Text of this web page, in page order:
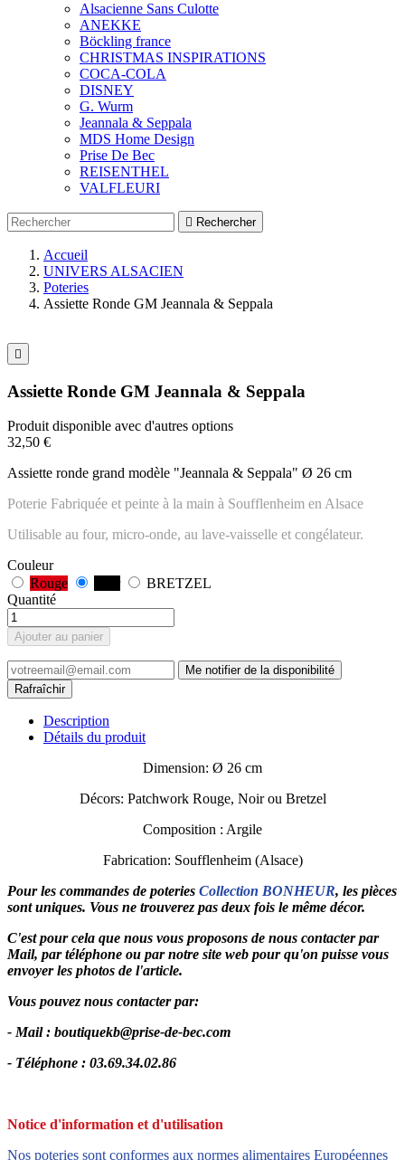
Alsacienne Sans Culotte
ANEKKE
Böckling france
CHRISTMAS INSPIRATIONS
COCA-COLA
DISNEY
G. Wurm
Jeannala & Seppala
MDS Home Design
Prise De Bec
REISENTHEL
VALFLEURI
 Rechercher
Accueil
UNIVERS ALSACIEN
Poteries
Assiette Ronde GM Jeannala & Seppala

Assiette Ronde GM Jeannala & Seppala
Produit disponible avec d'autres options
32,50 €
Assiette ronde grand modèle "Jeannala & Seppala" Ø 26 cm
Poterie Fabriquée et peinte à la main à Soufflenheim en Alsace
Utilisable au four, micro-onde, au lave-vaisselle et congélateur.
Couleur
Rouge
BRETZEL
Quantité
Ajouter au panier
Me notifier de la disponibilité
Description
Détails du produit
Dimension: Ø 26 cm
Décors: Patchwork Rouge, Noir ou Bretzel
Composition : Argile
Fabrication: Soufflenheim (Alsace)
Pour les commandes de poteries Collection BONHEUR, les pièces
sont uniques. Vous ne trouverez pas deux fois le même décor.
C'est pour cela que nous vous proposons de nous contacter par
Mail, par téléphone ou par notre site web pour qu'on puisse vous
envoyer les photos de l'article.
Vous pouvez nous contacter par:
- Mail : boutiquekb@prise-de-bec.com
- Téléphone : 03.69.34.02.86
Notice d'information et d'utilisation
Nos poteries sont conformes aux normes alimentaires Européennes